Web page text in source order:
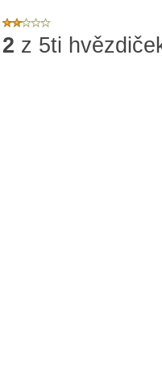
2 z 5ti